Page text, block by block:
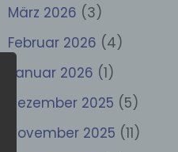
März 2026 (3)
Februar 2026 (4)
Januar 2026 (1)
Dezember 2025 (5)
November 2025 (11)